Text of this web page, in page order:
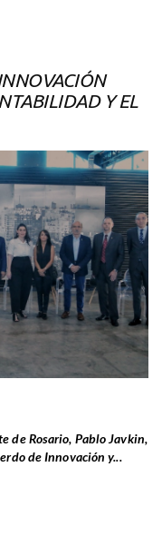
Y EL
de Rosario, Pablo Javkin,
de Innovación y...